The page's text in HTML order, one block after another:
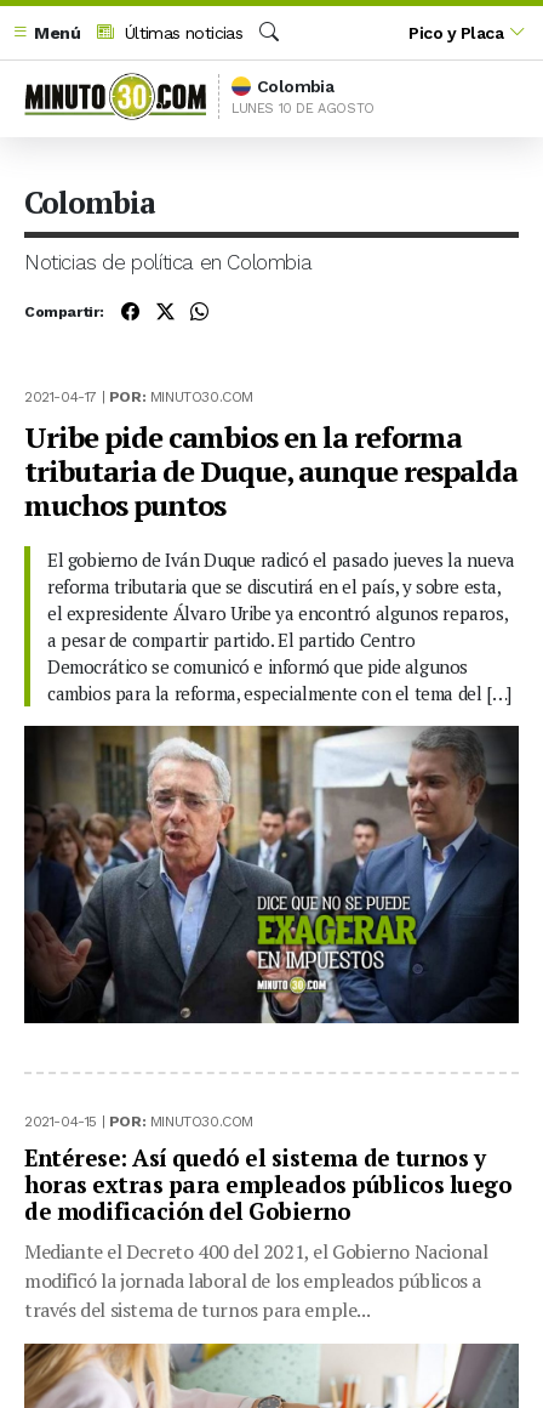
Menú
Últimas noticias
Buscar
Pico y Placa
Colombia
LUNES 10 DE AGOSTO
Colombia
Noticias de política en Colombia
Compartir:
2021-04-17 | POR: MINUTO30.COM
Uribe pide cambios en la reforma
tributaria de Duque, aunque respalda
muchos puntos
El gobierno de Iván Duque radicó el pasado jueves la nueva
reforma tributaria que se discutirá en el país, y sobre esta,
el expresidente Álvaro Uribe ya encontró algunos reparos,
a pesar de compartir partido. El partido Centro
Democrático se comunicó e informó que pide algunos
cambios para la reforma, especialmente con el tema del […]
2021-04-15 | POR: MINUTO30.COM
Entérese: Así quedó el sistema de turnos y
horas extras para empleados públicos luego
de modificación del Gobierno
Mediante el Decreto 400 del 2021, el Gobierno Nacional
modificó la jornada laboral de los empleados públicos a
través del sistema de turnos para emple...